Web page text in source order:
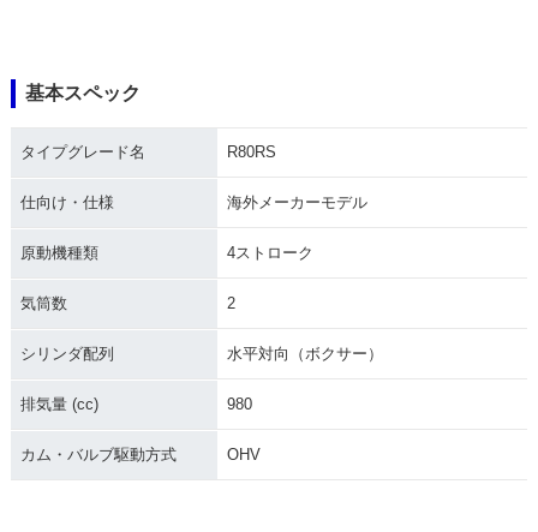
基本スペック
タイプグレード名 R80RS
仕向け・仕様 海外メーカーモデル
原動機種類 4ストローク
気筒数 2
シリンダ配列 水平対向（ボクサー）
排気量 (cc) 980
カム・バルブ駆動方式 OHV